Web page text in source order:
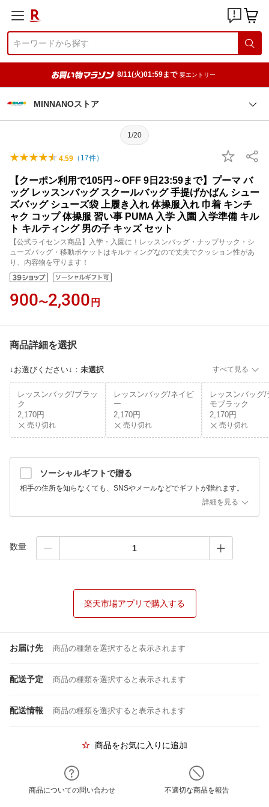
8/11(火)01:59まで 要エントリー
MINNANOストア
1/20
4.59 （ 17件）
【クーポン利用で105円～OFF 9日23:59まで】プーマ バ
ッグ レッスンバッグ スクールバッグ 手提げかばん シュー
ズバッグ シューズ袋 上履き入れ 体操服入れ 巾着 キンチ
ャク コップ 体操服 習い事 PUMA 入学 入園 入学準備 キル
ト キルティング 男の子 キッズ セット
【公式ライセンス商品】入学・入園に！レッスンバッグ・ナップサック・シ
ューズバッグ・移動ポケットはキルティングなので丈夫でクッション性があ
り、内容物を守ります！
900〜2,300 円
商品詳細を選択
↓お選びください↓ ： 未選択 すべて見る
レッスンバッグ/ブラッ
ク
2,170円
売り切れ
レッスンバッグ/ネイビ
ー
2,170円
売り切れ
レッスンバッグ/
モブラック
2,170円
売り切れ
ソーシャルギフトで贈る
相手の住所を知らなくても、SNSやメールなどでギフトが贈れます。
詳細を見る
数量
楽天市場アプリで購入する
お届け先 商品の種類を選択すると表示されます
配送予定 商品の種類を選択すると表示されます
配送情報 商品の種類を選択すると表示されます
商品をお気に入りに追加
商品についての問い合わせ 不適切な商品を報告